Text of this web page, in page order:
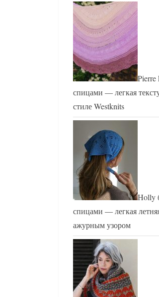
спицами — легкая
стиле Westknits
Holly
спицами — легкая
ажурным узором